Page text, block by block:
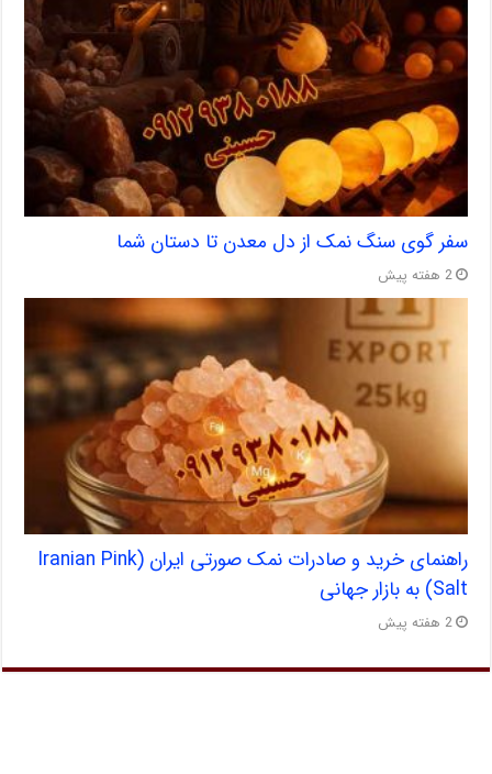
سفر گوی سنگ نمک از دل معدن تا دستان شما
2 هفته پیش
راهنمای خرید و صادرات نمک صورتی ایران (Iranian Pink
Salt) به بازار جهانی
2 هفته پیش